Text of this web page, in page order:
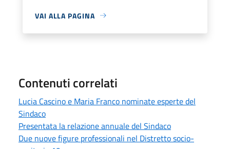
VAI ALLA PAGINA
Contenuti correlati
Lucia Cascino e Maria Franco nominate esperte del
Sindaco
Presentata la relazione annuale del Sindaco
Due nuove figure professionali nel Distretto socio-